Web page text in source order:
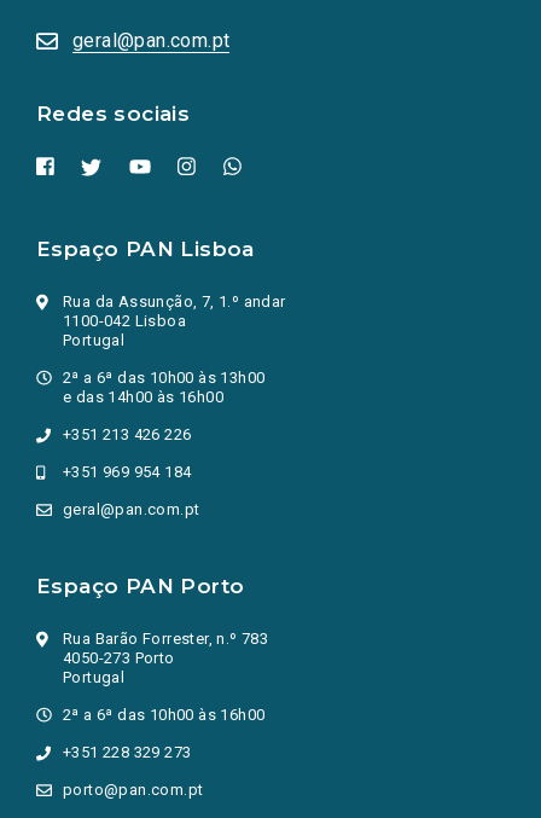
geral@pan.com.pt
Redes sociais
numa
nova
Espaço PAN Lisboa
Rua da Assunção, 7, 1.º andar
1100-042 Lisboa
Portugal
2ª a 6ª das 10h00 às 13h00
e das 14h00 às 16h00
+351 213 426 226
+351 969 954 184
geral@pan.com.pt
Espaço PAN Porto
Rua Barão Forrester, n.º 783
4050-273 Porto
Portugal
2ª a 6ª das 10h00 às 16h00
+351 228 329 273
porto@pan.com.pt